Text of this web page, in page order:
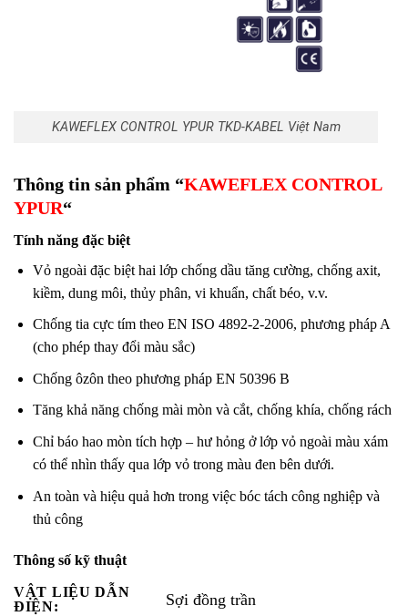
KAWEFLEX CONTROL YPUR TKD-KABEL Việt Nam
Thông tin sản phẩm “KAWEFLEX CONTROL
YPUR“
Tính năng đặc biệt
Vỏ ngoài đặc biệt hai lớp chống dầu tăng cường, chống axit,
kiềm, dung môi, thủy phân, vi khuẩn, chất béo, v.v.
Chống tia cực tím theo EN ISO 4892-2-2006, phương pháp A
(cho phép thay đổi màu sắc)
Chống ôzôn theo phương pháp EN 50396 B
Tăng khả năng chống mài mòn và cắt, chống khía, chống rách
Chỉ báo hao mòn tích hợp – hư hỏng ở lớp vỏ ngoài màu xám
có thể nhìn thấy qua lớp vỏ trong màu đen bên dưới.
An toàn và hiệu quả hơn trong việc bóc tách công nghiệp và
thủ công
Thông số kỹ thuật
VẬT LIỆU DẪN
ĐIỆN:
Sợi đồng trần